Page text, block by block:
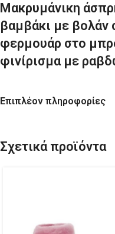
Μακρυμάνικη
βαμβάκι με βολάν
φερμουάρ στο
φινίρισμα με
Επιπλέον πληροφορίες
Σχετικά προϊόντα